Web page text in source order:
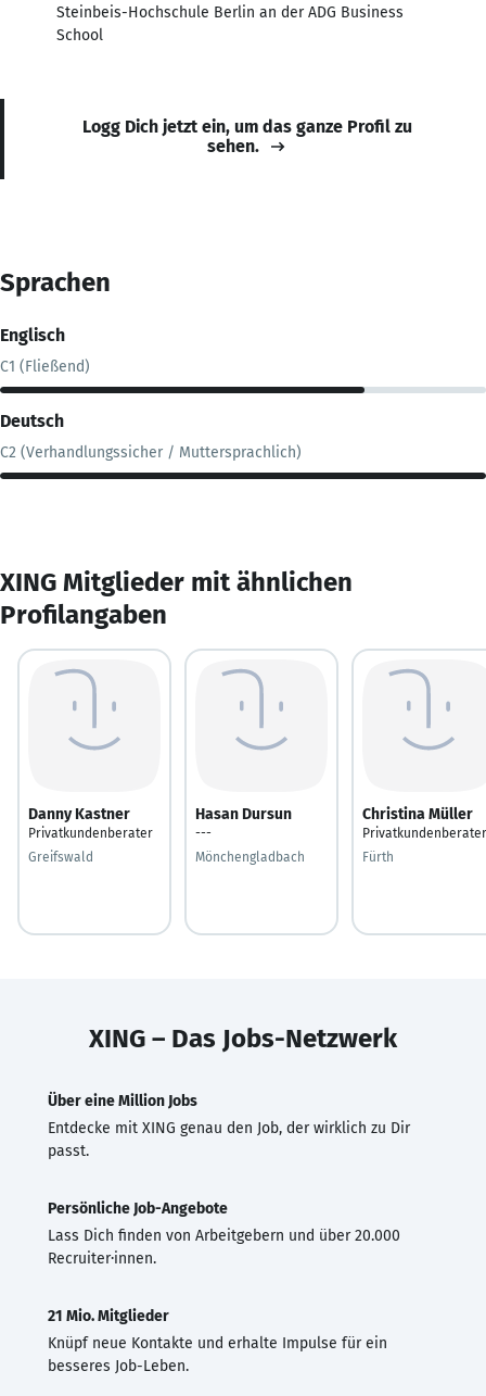
Steinbeis-Hochschule Berlin an der ADG Business
School
Logg Dich jetzt ein, um das ganze Profil zu
sehen.
Sprachen
Englisch
C1 (Fließend)
Deutsch
C2 (Verhandlungssicher / Muttersprachlich)
XING Mitglieder mit ähnlichen
Profilangaben
Danny Kastner
Privatkundenberater
Greifswald
Hasan Dursun
---
Mönchengladbach
Christina Müller
Privatkundenberater
Fürth
XING – Das Jobs-Netzwerk
Über eine Million Jobs
Entdecke mit XING genau den Job, der wirklich zu Dir
passt.
Persönliche Job-Angebote
Lass Dich finden von Arbeitgebern und über 20.000
Recruiter·innen.
21 Mio. Mitglieder
Knüpf neue Kontakte und erhalte Impulse für ein
besseres Job-Leben.